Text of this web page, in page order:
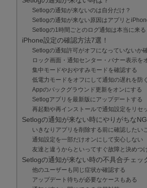
Setlogの通知が来ないのは自分だけ？
Setlogの通知が来ない原因はアプリと
Setlogの1時間ごとのログ通知は本当に来る
iPhone設定の確認方法7選！
Setlogの通知許可がオフになっていないか
ロック画面・通知センター・バナー表示を
集中モードやおやすみモードを確認する
低電力モードをオフにして通知の遅れを防
Appのバックグラウンド更新をオンにする
Setlogアプリを最新版にアップデートする
再起動や再インストールで通知設定をリセ
Setlogの通知が来ない時にやりがちな
いきなりアプリを削除する前に確認したい
通知設定を一部だけオンにして安心しない
友達と違うからといってすぐ故障と決めつ
Setlogの通知が来ない時の不具合チェッ
他のユーザーも同じ症状か確認する
アップデート待ちが必要なケースもある